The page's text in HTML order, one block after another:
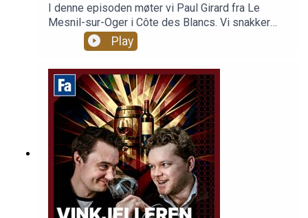
I denne episoden møter vi Paul Girard fra Le
Mesnil-sur-Oger i Côte des Blancs. Vi snakker
om arbeidet bak å bygge et nytt champagnehus,
terroir, kalk, vinmaking, trender og hvordan en ny
forme fremtidens Champagne.
Play